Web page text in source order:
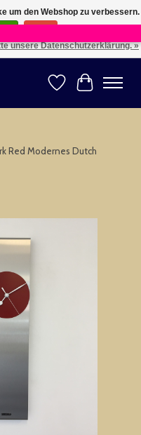
×
-- Choose your language: EN ⇓ ⇒
Wunschzettel
Ihr
Red Modernes Dutch
um den Webshop zu verbessern.
unsere Datenschutzerklärung. »